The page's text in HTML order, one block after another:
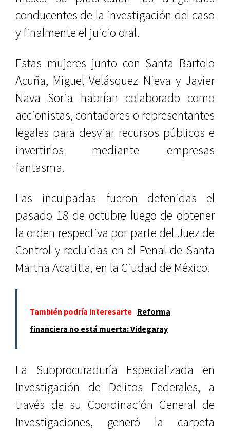
conducentes de la investigación del caso
y finalmente el juicio oral.
Estas mujeres junto con Santa Bartolo
Acuña, Miguel Velásquez Nieva y Javier
Nava Soria habrían colaborado como
accionistas, contadores o representantes
legales para desviar recursos públicos e
invertirlos mediante empresas
fantasma.
Las inculpadas fueron detenidas el
pasado 18 de octubre luego de obtener
la orden respectiva por parte del Juez de
Control y recluidas en el Penal de Santa
Martha Acatitla, en la Ciudad de México.
También podría interesarte Reforma
financiera no está muerta: Videgaray
La Subprocuraduría Especializada en
Investigación de Delitos Federales, a
través de su Coordinación General de
Investigaciones, generó la carpeta